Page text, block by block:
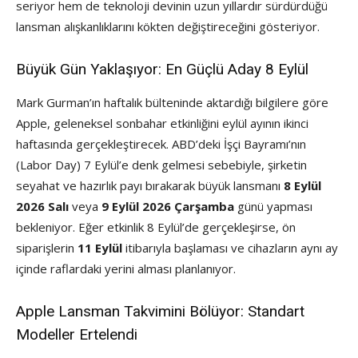
seriyor hem de teknoloji devinin uzun yıllardır sürdürdüğü
lansman alışkanlıklarını kökten değiştireceğini gösteriyor.
Büyük Gün Yaklaşıyor: En Güçlü Aday 8 Eylül
Mark Gurman’ın haftalık bülteninde aktardığı bilgilere göre
Apple, geleneksel sonbahar etkinliğini eylül ayının ikinci
haftasında gerçekleştirecek. ABD’deki İşçi Bayramı’nın
(Labor Day) 7 Eylül’e denk gelmesi sebebiyle, şirketin
seyahat ve hazırlık payı bırakarak büyük lansmanı 8 Eylül
2026 Salı veya 9 Eylül 2026 Çarşamba günü yapması
bekleniyor. Eğer etkinlik 8 Eylül’de gerçekleşirse, ön
siparişlerin 11 Eylül itibarıyla başlaması ve cihazların aynı ay
içinde raflardaki yerini alması planlanıyor.
Apple Lansman Takvimini Bölüyor: Standart
Modeller Ertelendi